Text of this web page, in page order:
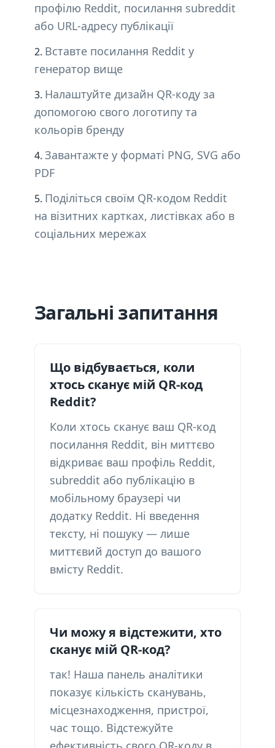
профілю Reddit, посилання subreddit
або URL-адресу публікації
Вставте посилання Reddit у
генератор вище
Налаштуйте дизайн QR-коду за
допомогою свого логотипу та
кольорів бренду
Завантажте у форматі PNG, SVG або
PDF
Поділіться своїм QR-кодом Reddit
на візитних картках, листівках або в
соціальних мережах
Загальні запитання
Що відбувається, коли
хтось сканує мій QR-код
Reddit?
Коли хтось сканує ваш QR-код
посилання Reddit, він миттєво
відкриває ваш профіль Reddit,
subreddit або публікацію в
мобільному браузері чи
додатку Reddit. Ні введення
тексту, ні пошуку — лише
миттєвий доступ до вашого
вмісту Reddit.
Чи можу я відстежити, хто
сканує мій QR-код?
так! Наша панель аналітики
показує кількість сканувань,
місцезнаходження, пристрої,
час тощо. Відстежуйте